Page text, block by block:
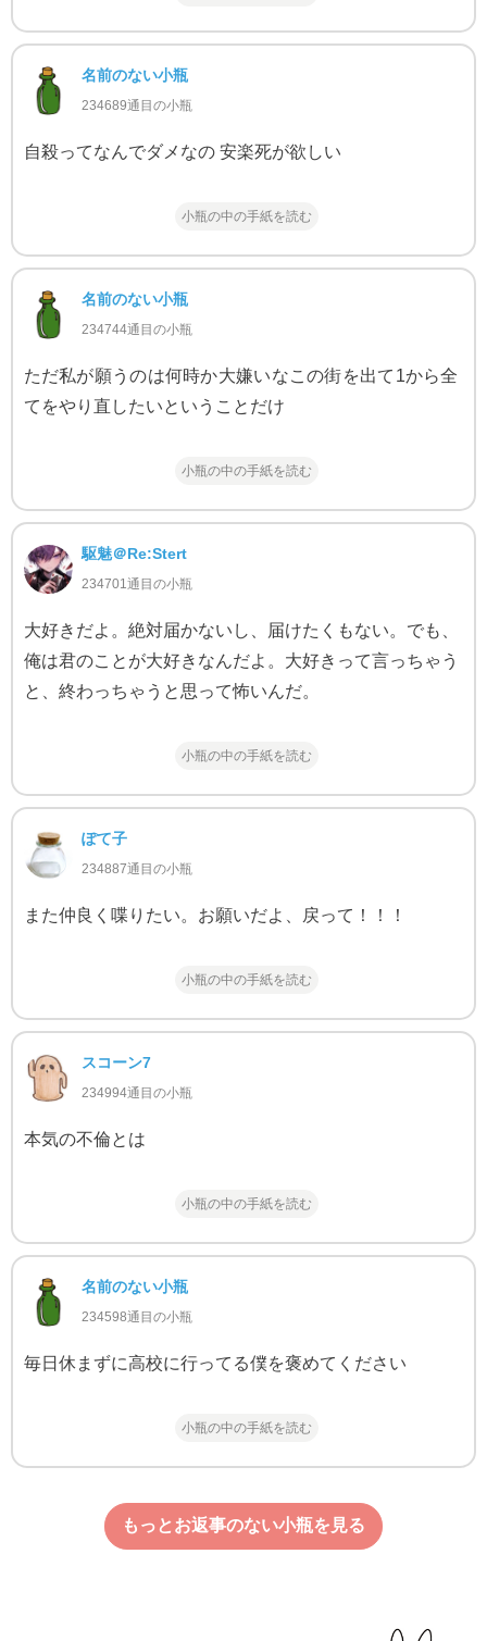
名前のない小瓶
234689通目の小瓶
自殺ってなんでダメなの 安楽死が欲しい
小瓶の中の手紙を読む
名前のない小瓶
234744通目の小瓶
ただ私が願うのは何時か大嫌いなこの街を出て1から全
てをやり直したいということだけ
小瓶の中の手紙を読む
駆魅＠Re:Stert
234701通目の小瓶
大好きだよ。絶対届かないし、届けたくもない。でも、
俺は君のことが大好きなんだよ。大好きって言っちゃう
と、終わっちゃうと思って怖いんだ。
小瓶の中の手紙を読む
ぽて子
234887通目の小瓶
また仲良く喋りたい。お願いだよ、戻って！！！
小瓶の中の手紙を読む
スコーン7
234994通目の小瓶
本気の不倫とは
小瓶の中の手紙を読む
名前のない小瓶
234598通目の小瓶
毎日休まずに高校に行ってる僕を褒めてください
小瓶の中の手紙を読む
もっとお返事のない小瓶を見る